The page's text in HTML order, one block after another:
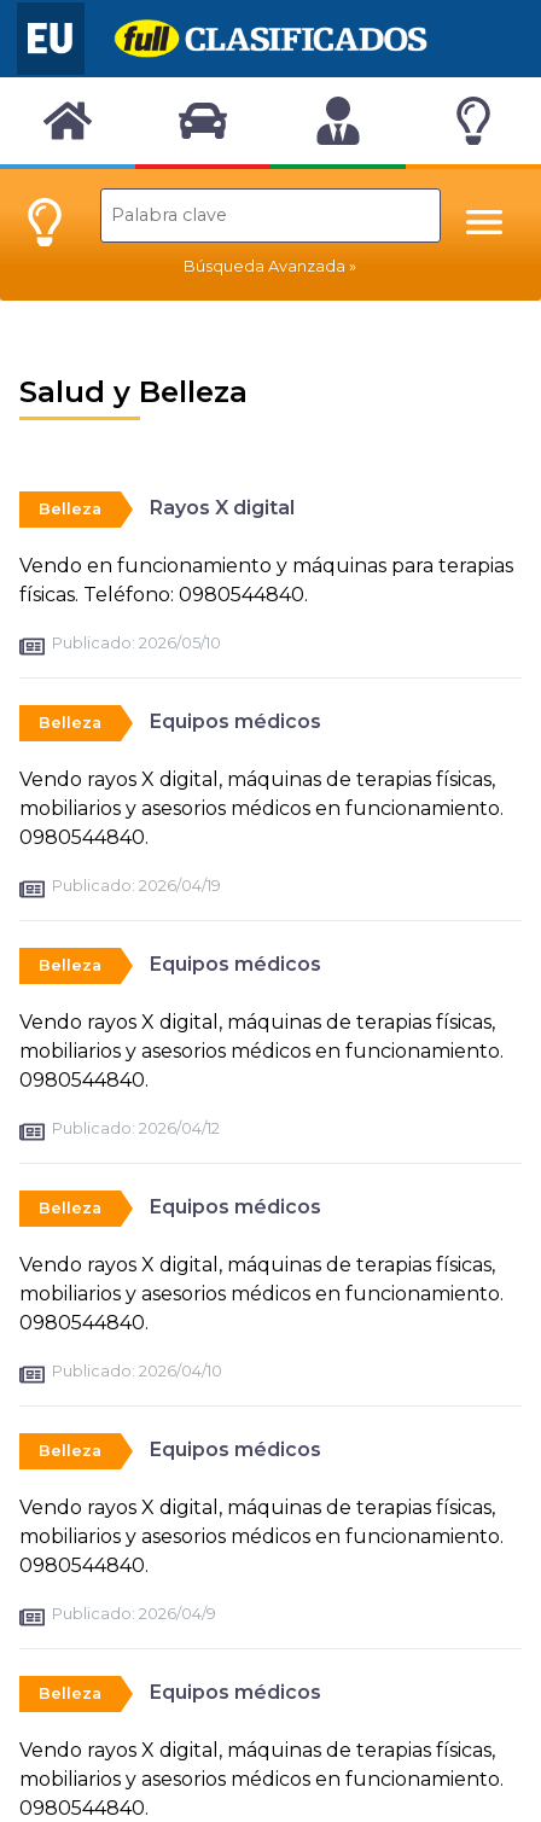
Búsqueda Avanzada
Salud y Belleza
Belleza Rayos X digital
Vendo en funcionamiento y máquinas para terapias
físicas. Teléfono: 0980544840.
Publicado: 2026/05/10
Belleza Equipos médicos
Vendo rayos X digital, máquinas de terapias físicas,
mobiliarios y asesorios médicos en funcionamiento.
0980544840.
Publicado: 2026/04/19
Belleza Equipos médicos
Vendo rayos X digital, máquinas de terapias físicas,
mobiliarios y asesorios médicos en funcionamiento.
0980544840.
Publicado: 2026/04/12
Belleza Equipos médicos
Vendo rayos X digital, máquinas de terapias físicas,
mobiliarios y asesorios médicos en funcionamiento.
0980544840.
Publicado: 2026/04/10
Belleza Equipos médicos
Vendo rayos X digital, máquinas de terapias físicas,
mobiliarios y asesorios médicos en funcionamiento.
0980544840.
Publicado: 2026/04/9
Belleza Equipos médicos
Vendo rayos X digital, máquinas de terapias físicas,
mobiliarios y asesorios médicos en funcionamiento.
0980544840.